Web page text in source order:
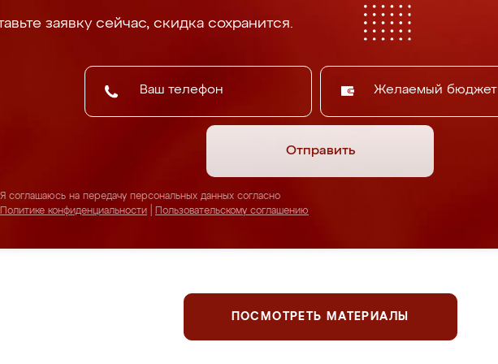
заявку сейчас, скидка сохранится.
Желаемый бюджет
Отправить
Я соглашаюсь на передачу персональных данных согласно
Политике конфиденциальности
Пользовательскому соглашению
ПОСМОТРЕТЬ МАТЕРИАЛЫ